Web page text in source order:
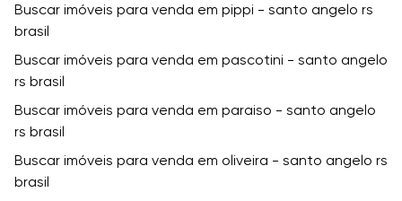
Buscar imóveis para venda em pippi - santo angelo rs
brasil
Buscar imóveis para venda em pascotini - santo angelo
rs brasil
Buscar imóveis para venda em paraiso - santo angelo
rs brasil
Buscar imóveis para venda em oliveira - santo angelo rs
brasil